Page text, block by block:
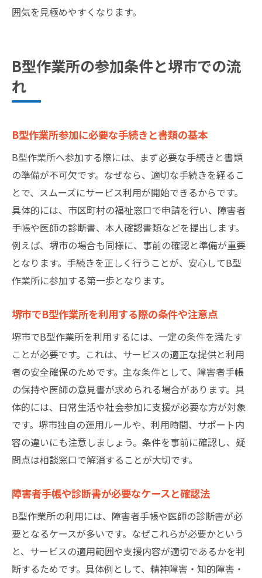
自立支援としてのB型作業所利用の意義を解
説
堺市でB型作業所を選ぶ際の最新情報まとめ
B型作業所の最新募集情報と堺市の動向
就労継続支援B型に関する法改正や制度変更
点
堺市内B型作業所の新しい支援サービス事例
参加者や家族向け相談会・イベントの案内
B型作業所の今後の展望と地域連携の動き
堺市でB型作業所を探す人への最終アドバイ
ス
囲気を見極めやすくなります。
B型作業所の参加条件と堺市での流
れ
B型作業所参加に必要な手続きと書類の基本
B型作業所へ参加する際には、まず必要な手続きと書類
の準備が不可欠です。なぜなら、適切な手続きを経るこ
とで、スムーズにサービス利用が開始できるからです。
具体的には、市区町村の福祉窓口で申請を行い、障害者
手帳や医師の診断書、本人確認書類などを提出します。
例えば、堺市の場合も同様に、事前の確認と準備が重要
となります。手続きを正しく行うことが、安心してB型
作業所に参加する第一歩となります。
堺市でB型作業所を利用する際の条件や注意点
堺市でB型作業所を利用するには、一定の条件を満たす
ことが必要です。これは、サービスの適正な提供と利用
者の安全確保のためです。主な条件として、障害者手帳
の保持や医師の意見書が求められる場合があります。具
体的には、日常生活や社会参加に支援が必要な方が対象
です。堺市独自の運用ルールや、利用時間、サポート内
容の違いにも注意しましょう。条件を事前に確認し、疑
問点は相談窓口で解消することが大切です。
障害者手帳や診断書が必要なケースと確認法
B型作業所の利用には、障害者手帳や医師の診断書が必
要となるケースが多いです。なぜこれらが必要かという
と、サービスの適用範囲や支援内容が適切であるかを判
断するためです。具体例として、精神障害・知的障害・